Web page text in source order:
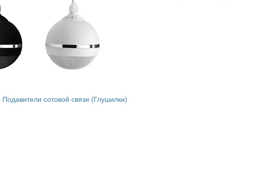
Подавители сотовой связи (Глушилки)